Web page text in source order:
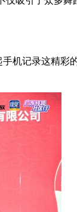
机记录这精彩